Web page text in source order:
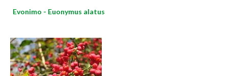
Evonimo - Euonymus alatus